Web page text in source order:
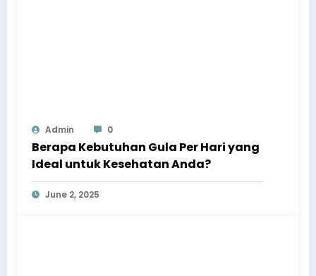
Admin 0
Berapa Kebutuhan Gula Per Hari yang
Ideal untuk Kesehatan Anda?
June 2, 2025